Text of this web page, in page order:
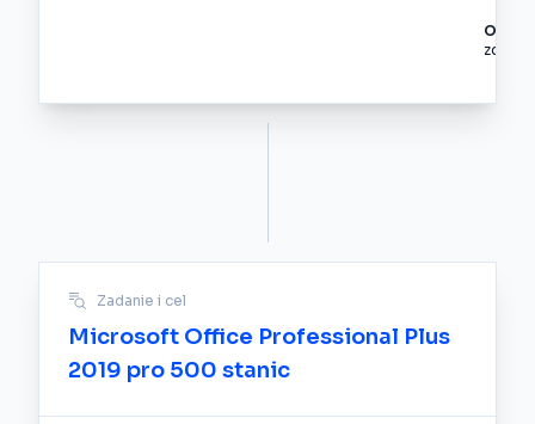
Zadanie i cel
Microsoft Office Professional Plus
2019 pro 500 stanic